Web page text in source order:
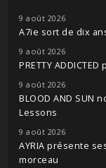
9 août 2026
A7ie sort de dix
9 août 2026
PRETTY
9 août 2026
BLOOD AND SUN
Lessons
9 août 2026
AYRIA présente
morceau